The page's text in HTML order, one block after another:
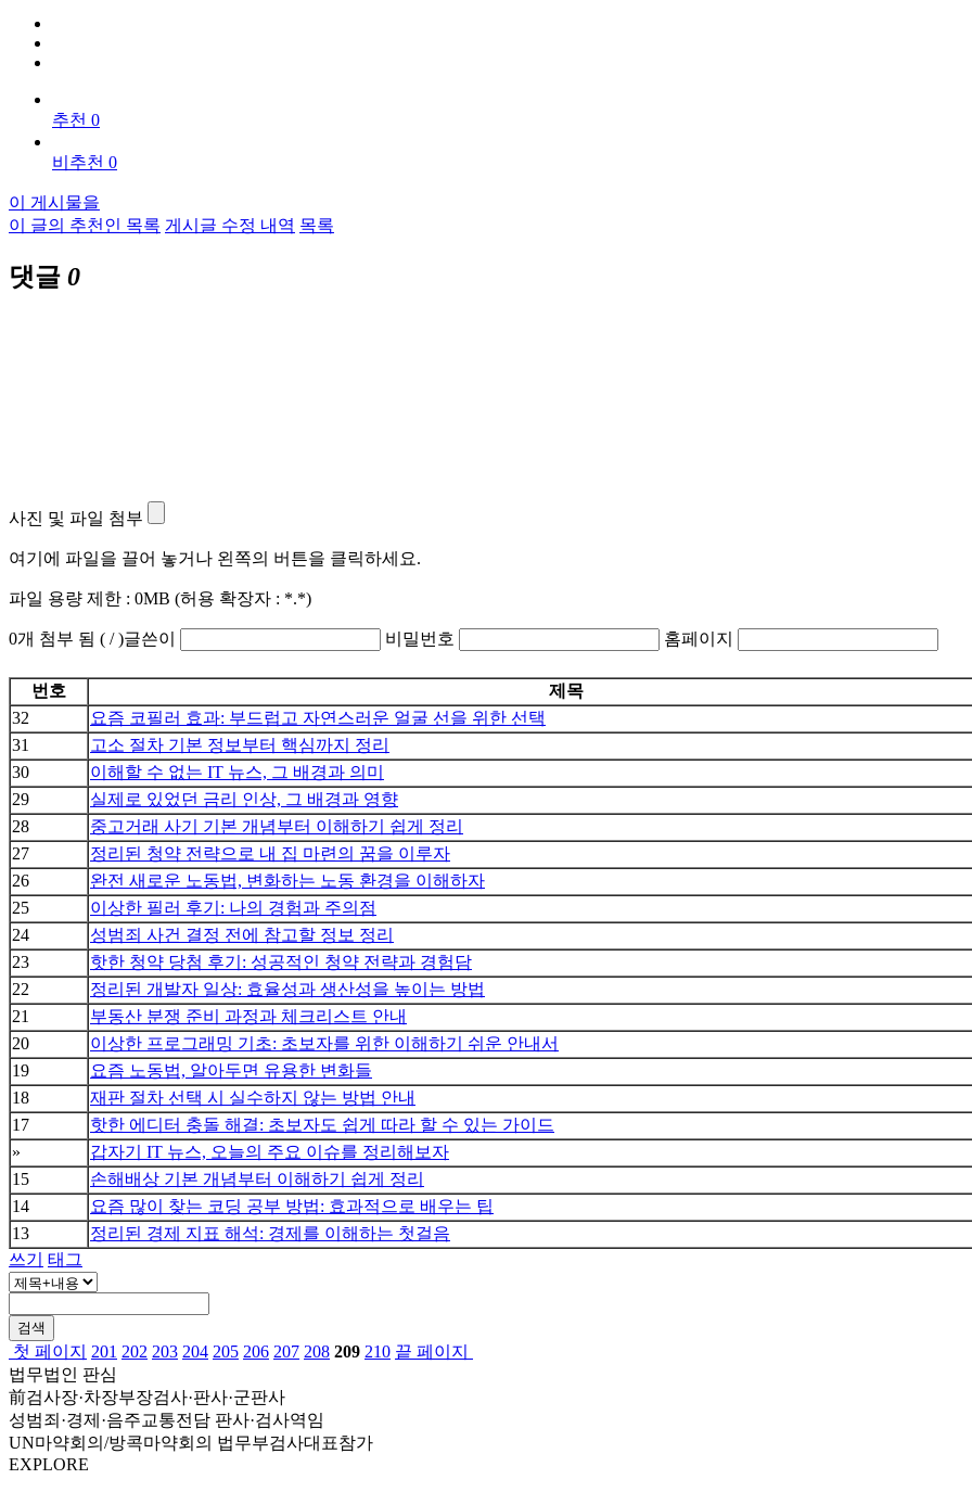
추천 0
비추천 0
이 게시물을
이 글의 추천인 목록 게시글 수정 내역 목록
댓글 0
사진 및 파일 첨부
여기에 파일을 끌어 놓거나 왼쪽의 버튼을 클릭하세요.
파일 용량 제한 : 0MB (허용 확장자 : *.*)
0개 첨부 됨 ( /)글쓴이 비밀번호 홈페이지
번호 제목
32
요즘 코필러 효과: 부드럽고 자연스러운 얼굴 선을 위한 선택
31
고소 절차 기본 정보부터 핵심까지 정리
30
이해할 수 없는 IT 뉴스, 그 배경과 의미
29
실제로 있었던 금리 인상, 그 배경과 영향
28
중고거래 사기 기본 개념부터 이해하기 쉽게 정리
27
정리된 청약 전략으로 내 집 마련의 꿈을 이루자
26
완전 새로운 노동법, 변화하는 노동 환경을 이해하자
25
이상한 필러 후기: 나의 경험과 주의점
24
성범죄 사건 결정 전에 참고할 정보 정리
23
핫한 청약 당첨 후기: 성공적인 청약 전략과 경험담
22
정리된 개발자 일상: 효율성과 생산성을 높이는 방법
21
부동산 분쟁 준비 과정과 체크리스트 안내
20
이상한 프로그래밍 기초: 초보자를 위한 이해하기 쉬운 안내서
19
요즘 노동법, 알아두면 유용한 변화들
18
재판 절차 선택 시 실수하지 않는 방법 안내
17
핫한 에디터 충돌 해결: 초보자도 쉽게 따라 할 수 있는 가이드
»
갑자기 IT 뉴스, 오늘의 주요 이슈를 정리해보자
15
손해배상 기본 개념부터 이해하기 쉽게 정리
14
요즘 많이 찾는 코딩 공부 방법: 효과적으로 배우는 팁
13
정리된 경제 지표 해석: 경제를 이해하는 첫걸음
쓰기
태그
검색
첫 페이지 201 202 203 204 205 206 207 208 209 210 끝 페이지
법무법인 판심
前검사장·차장부장검사·판사·군판사
성범죄·경제·음주교통전담 판사·검사역임
UN마약회의/방콕마약회의 법무부검사대표참가
EXPLORE